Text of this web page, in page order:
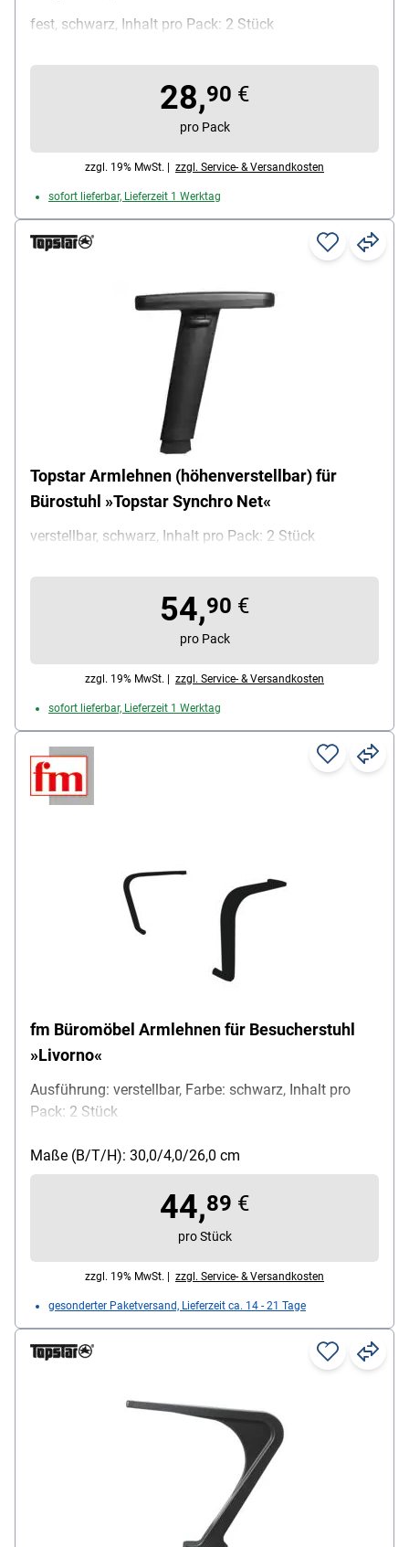
fest, schwarz, Inhalt pro Pack: 2 Stück
28,90 €
pro Pack
zzgl. 19% MwSt. | zzgl. Service- & Versandkosten
sofort lieferbar, Lieferzeit 1 Werktag
Topstar Armlehnen (höhenverstellbar) für
Bürostuhl »Topstar Synchro Net«
verstellbar, schwarz, Inhalt pro Pack: 2 Stück
54,90 €
pro Pack
zzgl. 19% MwSt. | zzgl. Service- & Versandkosten
sofort lieferbar, Lieferzeit 1 Werktag
fm Büromöbel Armlehnen für Besucherstuhl
»Livorno«
Ausführung: verstellbar, Farbe: schwarz, Inhalt pro
Pack: 2 Stück
Maße (B/T/H): 30,0/4,0/26,0 cm
44,89 €
pro Stück
zzgl. 19% MwSt. | zzgl. Service- & Versandkosten
gesonderter Paketversand, Lieferzeit ca. 14 - 21 Tage